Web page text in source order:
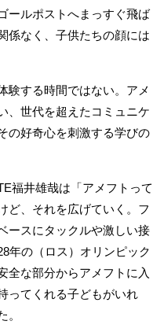
ールポストへまっすぐ飛ば
係なく、子供たちの顔には
する時間ではない。アメ
、世代を超えたコミュニケ
の好奇心を刺激する学びの
福井雄哉は「アメフトって
ど、それを広げていく。フ
ースにタックルや激しい接
年の（ロス）オリンピック
全な部分からアメフトに入
ってくれる子どもがいれ
。